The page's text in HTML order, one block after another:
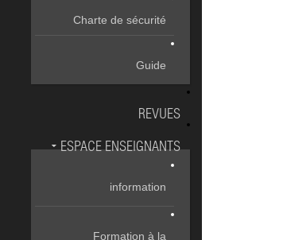
Charte de sécurité
Guide
REVUES
ESPACE ENSEIGNANTS
information
Formation à la